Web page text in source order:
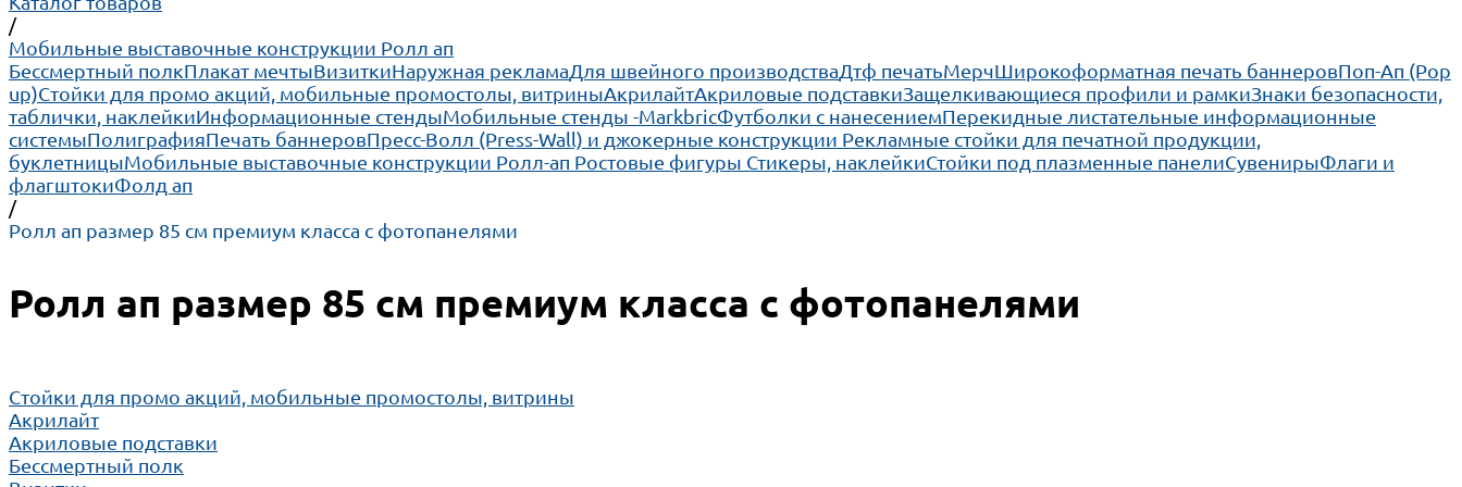
/
Мобильные выставочные конструкции Ролл ап
Бессмертный полкПлакат мечтыВизиткиНаружная рекламаДля швейного производстваДтф печатьМерчШирокоформатная печать баннеровПоп-Ап (Pop
up)Cтойки для промо акций, мобильные промостолы, витриныАкрилайтАкриловые подставкиЗащелкивающиеся профили и рамкиЗнаки безопасности,
таблички, наклейкиИнформационные стендыМобильные стенды -MarkbricФутболки с нанесениемПерекидные листательные информационные
системыПолиграфияПечать баннеровПресс-Волл (Press-Wall) и джокерные конструкции Рекламные стойки для печатной продукции,
буклетницыМобильные выставочные конструкции Ролл-ап Ростовые фигуры Стикеры, наклейкиСтойки под плазменные панелиСувенирыФлаги и
флагштокиФолд ап
/
Ролл ап размер 85 см премиум класса с фотопанелями
Ролл ап размер 85 см премиум класса с фотопанелями
Cтойки для промо акций, мобильные промостолы, витрины
Акрилайт
Акриловые подставки
Бессмертный полк